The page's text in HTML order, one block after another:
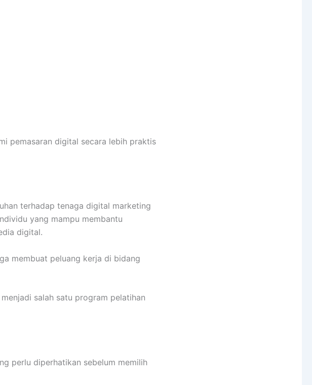
pemasaran digital secara lebih praktis
terhadap tenaga digital marketing
yang mampu membantu
digital.
membuat peluang kerja di bidang
menjadi salah satu program pelatihan
perlu diperhatikan sebelum memilih